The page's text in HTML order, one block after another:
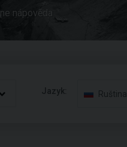
nápověda
Jazyk: Ruština